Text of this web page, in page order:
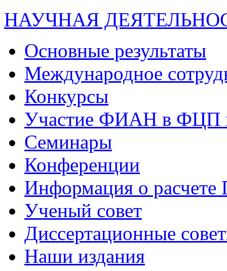
НАУЧНАЯ
Основные результаты
Международное
Конкурсы
Участие ФИАН в ФЦП
Семинары
Конференции
Информация о
Ученый совет
Диссертационные
Наши издания